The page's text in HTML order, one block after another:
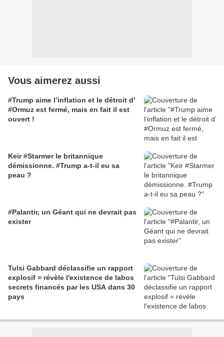
Vous aimerez aussi
#Trump aime l’inflation et le détroit d’
#Ormuz est fermé, mais en fait il est
ouvert !
Keir #Starmer le britannique
démissionne. #Trump a-t-il eu sa
peau ?
#Palantir, un Géant qui ne devrait pas
exister
Tulsi Gabbard déclassifie un rapport
explosif = révèle l'existence de labos
secrets financés par les USA dans 30
pays